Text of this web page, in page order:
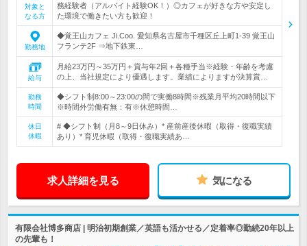
対象と
なる方
務経験者（アルバイト経験OK！）◎カフェが好きな方や安定し
た環境で働きたい方も歓迎！
勤務地
◆覚王山カフェ Ji.Coo. 愛知県名古屋市千種区丘上町1-39 覚王山
フランテ2F ⇒地下鉄東…
給与
月給23万円～35万円＋賞与年2回＋各種手当※経験・年齢を考慮
の上、当社規定により優遇します。業績によりますが決算賞…
勤務
時間
◆シフト制8:00～23:00の間で実働8時間※残業月平均20時間以下
※時間外労働有無：有※休憩時間…
休日
休暇
# ◆シフト制（月8～9日休み）* 産前産後休暇（取得・復職実績
あり）* 育児休暇（取得・復職実績あ…
求人詳細を見る 気になる
有限会社博多商店 | 明治初期創業／英語も活かせる／定着率◎勤続20年以上
の先輩も！